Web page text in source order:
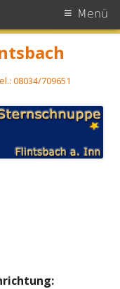
08034/709651
Menü